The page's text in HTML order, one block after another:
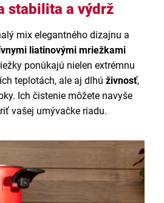
stabilita a výdrž
mix elegantného dizajnu a
liatinovými mriežkami
ponúkajú nielen extrémnu
teplotách, ale aj dlhúživnosť,
Ich čistenie môžete navyše
vašej umývačke riadu.